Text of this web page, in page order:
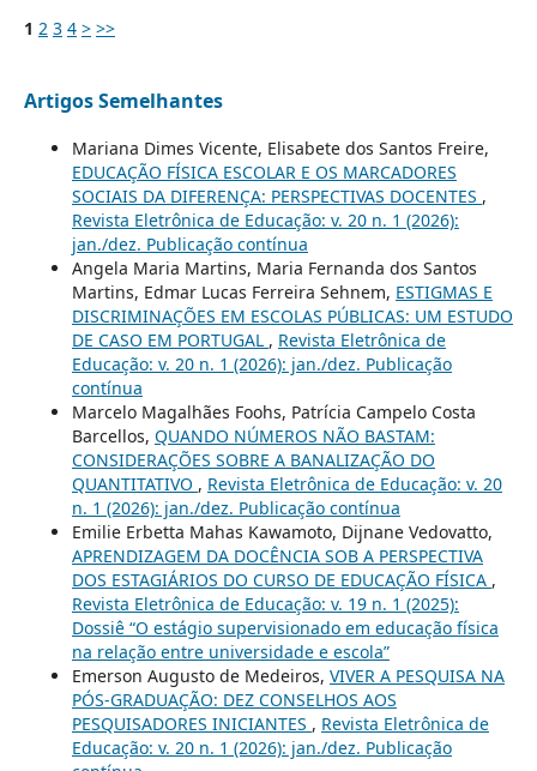
1 2 3 4 > >>
Artigos Semelhantes
Mariana Dimes Vicente, Elisabete dos Santos Freire,
EDUCAÇÃO FÍSICA ESCOLAR E OS MARCADORES
SOCIAIS DA DIFERENÇA: PERSPECTIVAS DOCENTES ,
Revista Eletrônica de Educação: v. 20 n. 1 (2026):
jan./dez. Publicação contínua
Angela Maria Martins, Maria Fernanda dos Santos
Martins, Edmar Lucas Ferreira Sehnem, ESTIGMAS E
DISCRIMINAÇÕES EM ESCOLAS PÚBLICAS: UM ESTUDO
DE CASO EM PORTUGAL , Revista Eletrônica de
Educação: v. 20 n. 1 (2026): jan./dez. Publicação
contínua
Marcelo Magalhães Foohs, Patrícia Campelo Costa
Barcellos, QUANDO NÚMEROS NÃO BASTAM:
CONSIDERAÇÕES SOBRE A BANALIZAÇÃO DO
QUANTITATIVO , Revista Eletrônica de Educação: v. 20
n. 1 (2026): jan./dez. Publicação contínua
Emilie Erbetta Mahas Kawamoto, Dijnane Vedovatto,
APRENDIZAGEM DA DOCÊNCIA SOB A PERSPECTIVA
DOS ESTAGIÁRIOS DO CURSO DE EDUCAÇÃO FÍSICA ,
Revista Eletrônica de Educação: v. 19 n. 1 (2025):
Dossiê “O estágio supervisionado em educação física
na relação entre universidade e escola”
Emerson Augusto de Medeiros, VIVER A PESQUISA NA
PÓS-GRADUAÇÃO: DEZ CONSELHOS AOS
PESQUISADORES INICIANTES , Revista Eletrônica de
Educação: v. 20 n. 1 (2026): jan./dez. Publicação